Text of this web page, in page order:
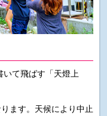
て飛ばす「天燈上
ます。天候により中止